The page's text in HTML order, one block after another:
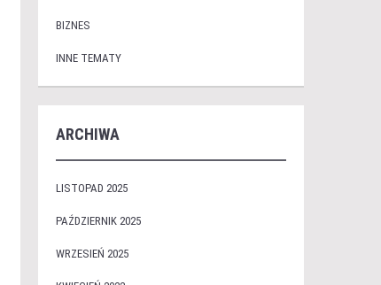
BIZNES
INNE TEMATY
ARCHIWA
LISTOPAD 2025
PAŹDZIERNIK 2025
WRZESIEŃ 2025